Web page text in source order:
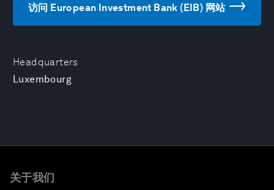
Headquarters
Luxembourg
访问 European Investment Bank (EIB) 网站
关于我们